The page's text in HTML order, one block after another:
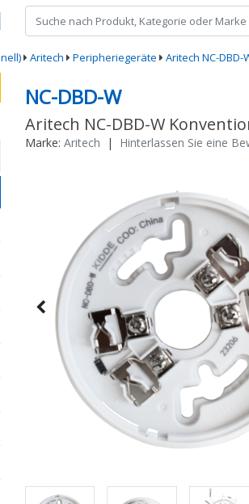
Aritech Peripheriegeräte Aritech NC-
NC-DBD-W
Aritech NC-DBD-W
Marke: Aritech | Hinterlassen Sie eine